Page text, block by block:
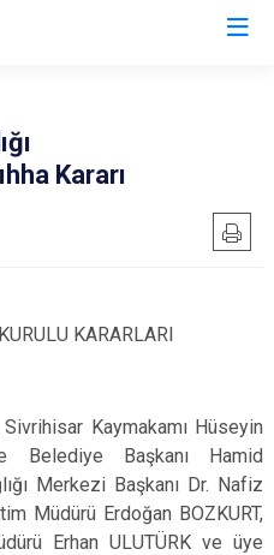
Mihalgazi
Sivrihisar
Kararı
KARARLARI
Sivrihisar Kaymakamı Hüseyin
Belediye Başkanı Hamid
Merkezi Başkanı Dr. Nafiz
Müdürü Erdoğan BOZKURT,
Erhan ULUTÜRK ve üye